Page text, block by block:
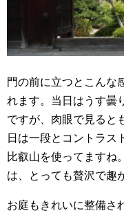
門の前に立つとこんな
れます。当日はうす曇
ですが、肉眼で見ると
日は一段とコントラス
比叡山を使ってますね
は、とっても贅沢で趣
お庭もきれいに整備さ